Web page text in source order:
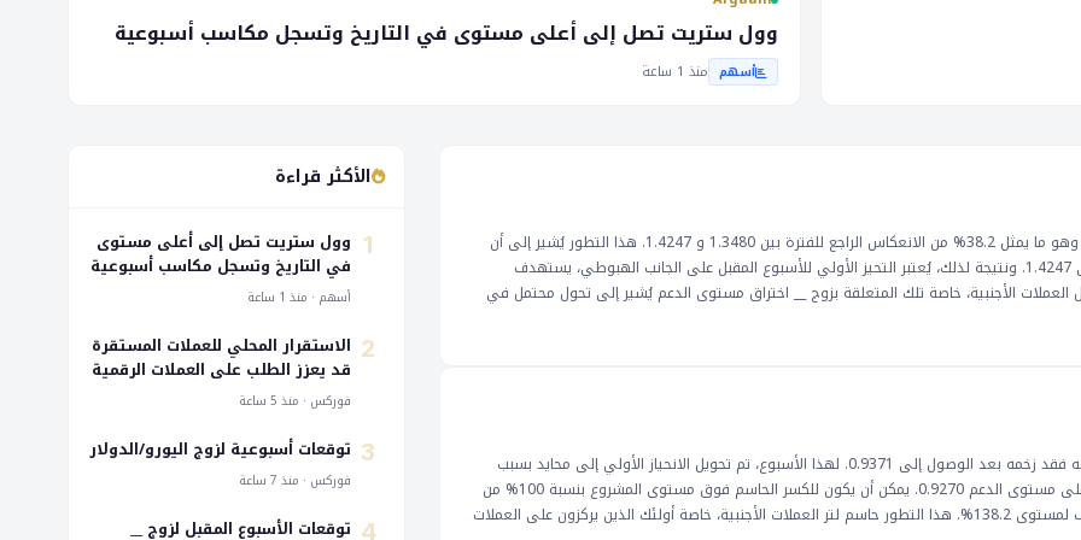
وول ستريت تصل إلى أعلى مستوى في التاريخ وتسجل مكاسب أسبوعية
أسهم منذ 1 ساعة
شهد زوج __ هبوطًا من مستوى 1.4247، واخترق مستوى الدعم 1.3965، وهو ما يمثل 38.2% من الانعكاس الراجع للفترة بين 1.3480 و 1.4247. هذا التطور يُشير إلى أن
الارتداد من 1.3480 قد يكون قد اكتمل بالفعل بثلاث موجات صعودية حتى 1.4247. ونتيجة لذلك، يُعتبر التحيز الأولي للأسبوع المقبل على الجانب الهبوطي، يستهدف
عواقب مهمة على تداول العملات الأجنبية، خاصة تلك المتعلقة بزوج __ اختراق مستوى الدعم يُشير إلى تحول محتمل في
خاصة فيما يتعلق بالتجارة والاستثمار بين الولايات المتحدة وكندا. قد يجعل انخفاض
وفقًا لذلك.
شهد زوج اليورو/الفرنك السويسري استئنافاً لتراجعه الأسبوع الماضي، لكنه فقد زخمه بعد الوصول إلى 0.9371. لهذا الأسبوع، تم تحويل الانحياز الأولي إلى محايد بسبب
التكتل المتوقع. ومع ذلك، فإن النظرة العامة لا تزال إيجابية طالما يحافظ على مستوى الدعم 0.9270. يمكن أن يكون للكسر الحاسم فوق مستوى المشروع بنسبة 100% من
0.8979 إلى 0.9264 من 0.9094 عند 0.9379 آثاراً إيجابية أكبر، والاستهداف لمستوى 138.2%. هذا التطور حاسم لتر العملات الأجنبية، خاصة أولئك الذين يركزون على العملات
الأكثر قراءة
1 وول ستريت تصل إلى أعلى مستوى
في التاريخ وتسجل مكاسب أسبوعية
أسهم · منذ 1 ساعة
2 الاستقرار المحلي للعملات المستقرة
قد يعزز الطلب على العملات الرقمية
المدعومة بالدولار: صندوق النقد
الدولي
فوركس · منذ 5 ساعة
3 توقعات أسبوعية لزوج اليورو/الدولار
فوركس · منذ 7 ساعة
4 توقعات الأسبوع المقبل لزوج __